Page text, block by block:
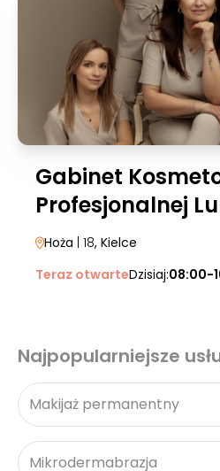
Gabinet
Profesjonalnej
Hoża | 18, Kielce
Teraz otwarteDzisiaj:08:00-
Najpopularniejsze
Makijaż permanentny
Mikrodermabrazja